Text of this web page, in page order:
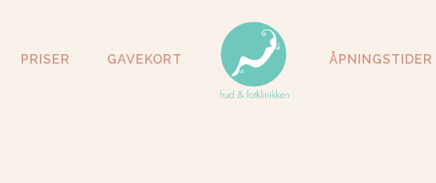
PRISER GAVEKORT ÅPNINGSTIDER